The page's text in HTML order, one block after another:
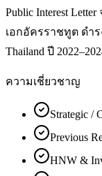
Public Interest
เอกอัครราชทูต ดำร
Thailand ปี
ความเชี่ยวชาญ
Strategic /
Previous
HNW &